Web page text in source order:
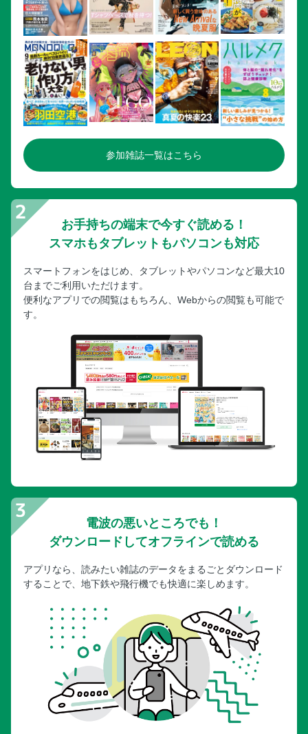
豚としし唐辛子のピリ辛みそ炒め
豚の自家製六味焼き
ポークソテー 野菜のタルタルソース
特製だしポン酢でいただく豚のせいろ蒸し
豚と大根のしびれる中華炒め
【石原洋子さんの 厚切り肉で柔らか豚おかず】
豚ときのこのマスタードクリーム煮
豚のゆずみそ漬け
豚肉のレモンマリネステーキ
豚とじゃがいものコンソメバター蒸し
豚肉の甘みそ炒め
豚肉とブロッコリーのマスタード蒸し
みそバーグ
ポークソテー トマトしょうゆソース
料理名インデックス
参加雑誌一覧はこちら
お手持ちの端末で今すぐ読める！
スマホもタブレットもパソコンも対応
スマートフォンをはじめ、タブレットやパソコンなど最大10
台までご利用いただけます。
便利なアプリでの閲覧はもちろん、Webからの閲覧も可能で
す。
電波の悪いところでも！
ダウンロードしてオフラインで読める
アプリなら、読みたい雑誌のデータをまるごとダウンロード
することで、地下鉄や飛行機でも快適に楽しめます。